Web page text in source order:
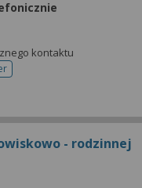
kontaktu
do rejestracji
- rodzinnej